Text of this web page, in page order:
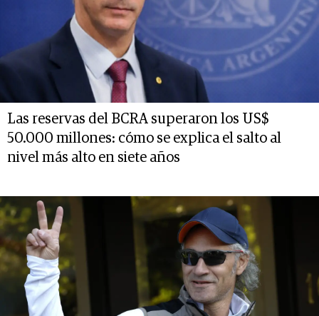
Las reservas del BCRA superaron los US$
50.000 millones: cómo se explica el salto al
nivel más alto en siete años